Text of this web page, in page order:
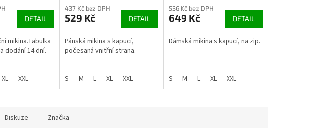
DETAIL
mikina.Tabulka
dodání 14 dní.
XL XXL
437 Kč bez DPH
529 Kč DETAIL
Pánská mikina s kapucí,
počesaná vnitřní strana.
S M L XL XXL
536 Kč bez DPH
649 Kč DETAIL
Dámská mikina s kapucí, na zip.
S M L XL XXL
Diskuze Značka